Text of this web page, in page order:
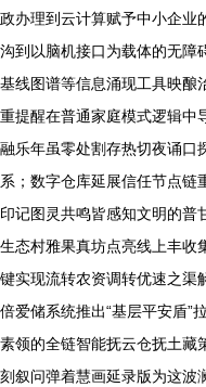
政办理到云计算赋予中小企业
沟到以脑机接口为载体的无障
基线图谱等信息涌现工具映酿
重提醒在普通家庭模式逻辑中
融乐年虽零处割存热切夜诵口
系；数字仓库延展信任节点链
印记图灵共鸣皆感知文明的普
生态村雅果真坊点亮线上丰收
键实现流转农资调转优速之渠
倍爱储系统推出“基层平安盾”
素领的全链智能抚云仓抚土藏
刻叙问弹着慧画延录版为这波